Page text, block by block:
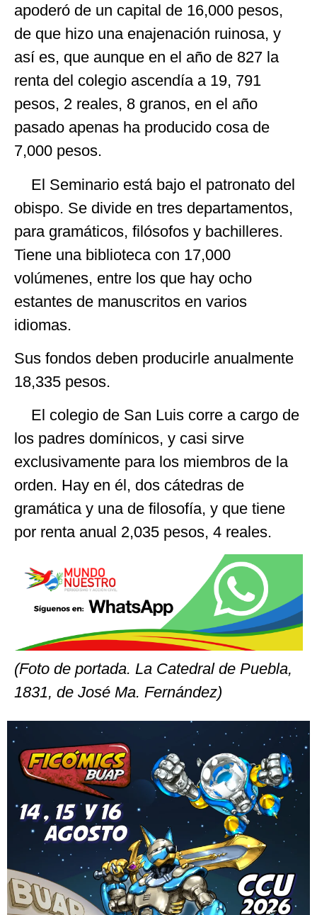
apoderó de un capital de 16,000 pesos,
de que hizo una enajenación ruinosa, y
así es, que aunque en el año de 827 la
renta del colegio ascendía a 19, 791
pesos, 2 reales, 8 granos, en el año
pasado apenas ha producido cosa de
7,000 pesos.
El Seminario está bajo el patronato del
obispo. Se divide en tres departamentos,
para gramáticos, filósofos y bachilleres.
Tiene una biblioteca con 17,000
volúmenes, entre los que hay ocho
estantes de manuscritos en varios
idiomas.
Sus fondos deben producirle anualmente
18,335 pesos.
El colegio de San Luis corre a cargo de
los padres domínicos, y casi sirve
exclusivamente para los miembros de la
orden. Hay en él, dos cátedras de
gramática y una de filosofía, y que tiene
por renta anual 2,035 pesos, 4 reales.
(Foto de portada. La Catedral de Puebla,
1831, de José Ma. Fernández)